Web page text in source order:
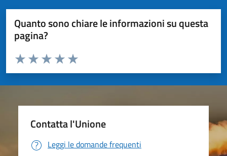
Quanto sono chiare le informazioni su questa
pagina?
Valuta da 1 a 5 stelle la pagina
Valuta 5 stelle su 5
Valuta 4 stelle su 5
Valuta 3 stelle su 5
Valuta 2 stelle su 5
Valuta 1 stelle su 5
Contatta l'Unione
Leggi le domande frequenti